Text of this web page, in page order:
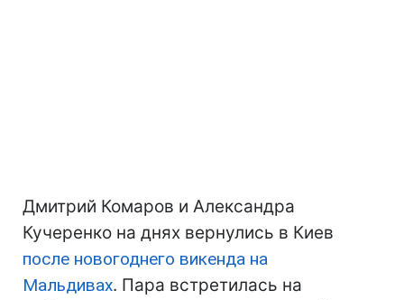
Дмитрий Комаров и Александра
Кучеренко на днях вернулись в Киев
после новогоднего викенда на
Мальдивах. Пара встретилась на